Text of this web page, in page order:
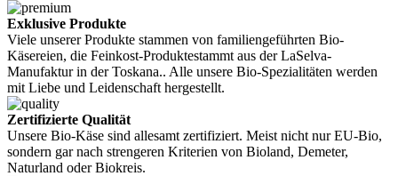
Exklusive Produkte
Viele unserer Produkte stammen von familiengeführten Bio-
Käsereien, die Feinkost-Produktestammt aus der LaSelva-
Manufaktur in der Toskana.. Alle unsere Bio-Spezialitäten werden
mit Liebe und Leidenschaft hergestellt.
Zertifizierte Qualität
Unsere Bio-Käse sind allesamt zertifiziert. Meist nicht nur EU-Bio,
sondern gar nach strengeren Kriterien von Bioland, Demeter,
Naturland oder Biokreis.